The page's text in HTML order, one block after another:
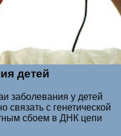
детей
заболевания у детей
связать с генетической
сбоем в ДНК цепи